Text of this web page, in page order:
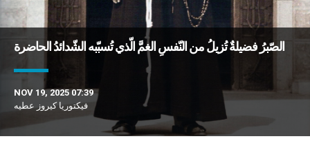
الصّبرُ فضيلةٌ تُزيلُ من النّفسِ الغمَّ الّذي تُسبّبه الشّدائدُ الحاضرة
NOV 19, 2025 07:39
فيكتوريا كيروز عطيه